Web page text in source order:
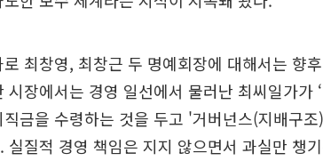
최창영, 최창근 두 명예회장에 대해서는 향
시장에서는 경영 일선에서 물러난 최씨일가가
금을 수령하는 것을 두고 '거버넌스(지배구
실질적 경영 책임은 지지 않으면서 과실만 챙